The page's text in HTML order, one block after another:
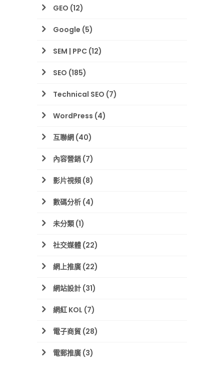
GEO (12)
Google (5)
SEM | PPC (12)
SEO (185)
Technical SEO (7)
WordPress (4)
互聯網 (40)
內容營銷 (7)
影片視頻 (8)
數碼分析 (4)
未分類 (1)
社交媒體 (22)
網上推廣 (22)
網站設計 (31)
網紅 KOL (7)
電子商貿 (28)
電郵推廣 (3)